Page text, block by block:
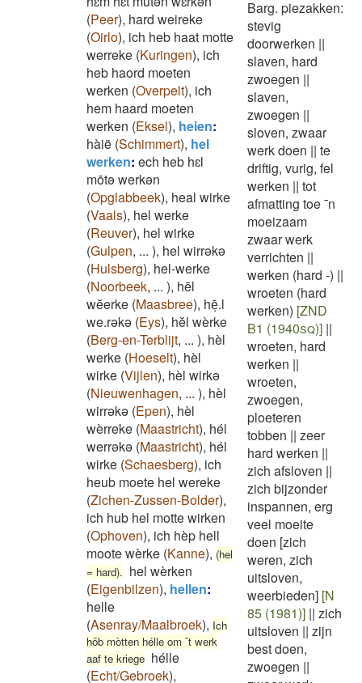
(Peer), hard weireke
(Oirlo), ich heb haat motte
werreke (Kuringen), ich
heb haord moeten
werken (Overpelt), ich
hem haard moeten
werken (Eksel), heien:
hàië (Schimmert), hel
werken: ech heb hɛl
mōtə werkən
(Opglabbeek), heal wirke
(Vaals), hel werke
(Reuver), hel wirke
(Gulpen, ... ), hel wirrəkə
(Hulsberg), hel-werke
(Noorbeek, ... ), hēl
wĕerke (Maasbree), hēͅ.l
we.rəkə (Eys), hĕl wèrke
(Berg-en-Terblijt, ... ), hèl
werke (Hoeselt), hèl
wirke (Vijlen), hèl wirkə
(Nieuwenhagen, ... ), hèl
wirrəkə (Epen), hèl
wèrreke (Maastricht), hél
werrəkə (Maastricht), hél
wirke (Schaesberg), ich
heub moete hel wereke
(Zichen-Zussen-Bolder),
ich hub hel motte wirken
(Ophoven), ich hèp hell
moote wèrke (Kanne), (hel
= hard). hel wèrken
(Eigenbilzen), hellen:
helle
(Asenray/Maalbroek), Ich
höb mòtten hélle om ¯t werk
aaf te kriege hélle
(Echt/Gebroek),
Barg. piezakken:
stevig
doorwerken ||
slaven, hard
zwoegen ||
slaven,
zwoegen ||
sloven, zwaar
werk doen || te
driftig, vurig, fel
werken || tot
afmatting toe ¯n
moeizaam
zwaar werk
verrichten ||
werken (hard -) ||
wroeten (hard
werken) [ZND
B1 (1940sq)] ||
wroeten, hard
werken ||
wroeten,
zwoegen,
ploeteren
tobben || zeer
hard werken ||
zich afsloven ||
zich bijzonder
inspannen, erg
veel moeite
doen [zich
weren, zich
uitsloven,
weerbieden] [N
85 (1981)] || zich
uitsloven || zijn
best doen,
zwoegen ||